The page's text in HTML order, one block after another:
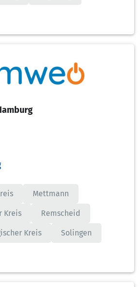
Mettmann
Kreis Remscheid
Kreis Solingen